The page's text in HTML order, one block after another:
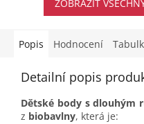
ZOBRAZIT
Popis Hodnocení
Detailní popis
Dětské body s dlouhým
z biobavlny, která je: